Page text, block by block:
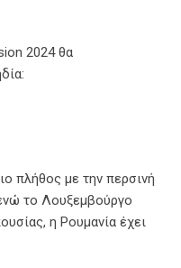
2024 θα
πλήθος με την περσινή
το Λουξεμβούργο
η Ρουμανία έχει